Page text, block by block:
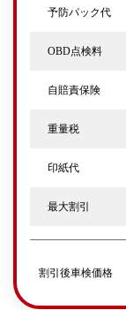
予防パック代
OBD点検料
自賠責保険
重量税
印紙代
最大割引
割引後車検価格